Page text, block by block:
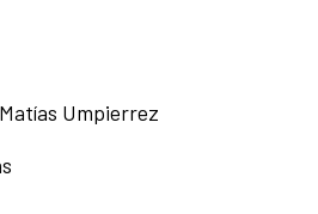
Matías Umpierrez